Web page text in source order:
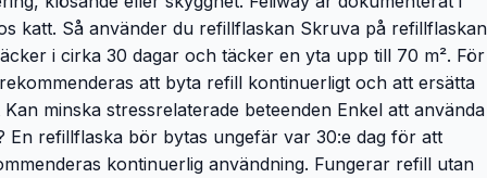
katt. Så använder du refillflaskan Skruva på refillflaskan
i cirka 30 dagar och täcker en yta upp till 70 m². För
att byta refill kontinuerligt och att ersätta
minska stressrelaterade beteenden Enkel att använda
En refillflaska bör bytas ungefär var 30:e dag för att
kontinuerlig användning. Fungerar refill utan